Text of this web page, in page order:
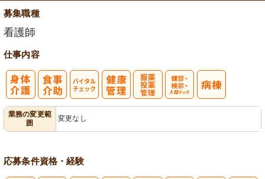
募集職種
看護師
仕事内容
業務の変更範
囲
変更なし
応募条件資格・経験